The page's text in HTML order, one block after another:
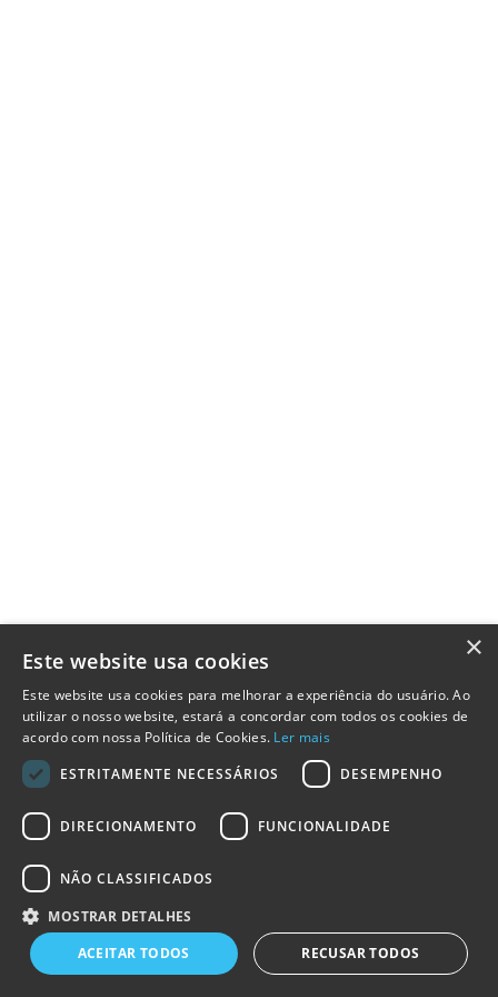
×
Este website usa cookies
Este website usa cookies para melhorar a experiência do usuário. Ao
utilizar o nosso website, estará a concordar com todos os cookies de
acordo com nossa Política de Cookies. Ler mais
ESTRITAMENTE NECESSÁRIOS
DESEMPENHO
DIRECIONAMENTO FUNCIONALIDADE
NÃO CLASSIFICADOS
MOSTRAR DETALHES
ACEITAR TODOS
RECUSAR TODOS